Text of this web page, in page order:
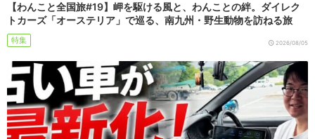
【わんこと全国旅#19】岬を駆ける風と、わんことの絆。ダイレク
トカーズ「オーステリア」で巡る、南九州・野生動物を訪ねる旅
特集 2026/08/05